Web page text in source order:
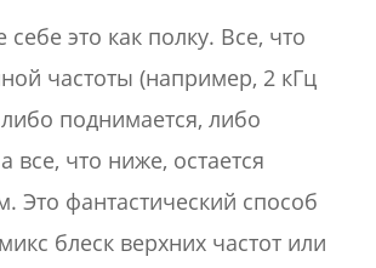
себе это как полку. Все, что
частоты (например, 2 кГц
поднимается, либо
все, что ниже, остается
Это фантастический способ
блеск верхних частот или